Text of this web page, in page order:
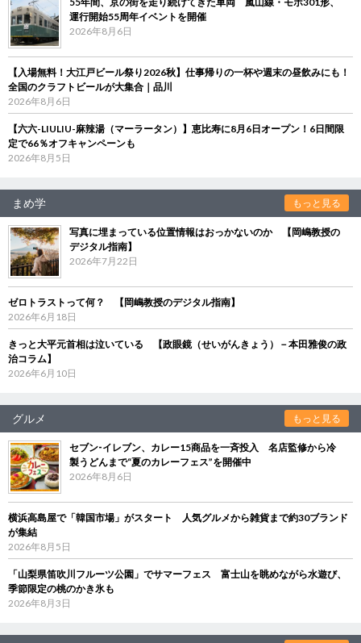
運行開始55周年イベントを開催
2026年8月6日
【入場無料！大江戸ビール祭り2026秋】仕事帰りの一杯や週末の昼飲みにも！
全国のクラフトビールが大集合｜品川
2026年8月6日
【六六-LIULIU-麻辣湯（マーラータン）】恵比寿に8月6日オープン！6日間限
定で66％オフキャンペーンも
2026年8月5日
まめ学 もっと見る
写真に埋まっている位置情報はおっかないのか 【岡嶋教授の
デジタル指南】
2026年7月22日
ゼロトラストって何？ 【岡嶋教授のデジタル指南】
2026年6月18日
きっと大平元首相は泣いている 【政眼鏡（せいがんきょう）－本田雅俊の政
治コラム】
2026年6月10日
グルメ もっと見る
セブン‐イレブン、カレー15商品を一斉投入 名店監修から冷
製うどんまで“夏のカレーフェス”を開催中
2026年8月6日
横浜高島屋で「韓国市場」がスタート 人気グルメから雑貨まで約30ブランド
が集結
2026年8月5日
「山梨県笛吹川フルーツ公園」でサマーフェス 富士山を眺めながら水遊び、
季節限定の桃のかき氷も
2026年8月3日